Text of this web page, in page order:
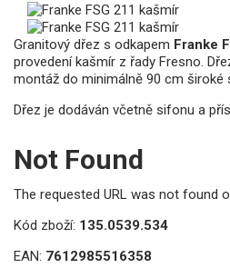
Granitový dřez s odkapem Franke
provedení kašmír z řady Fresno.
montáž do minimálně 90 cm široké
Dřez je dodáván včetně sifonu a
Not Found
The requested URL was not found
Kód zboží: 135.0539.534
EAN: 7612985516358